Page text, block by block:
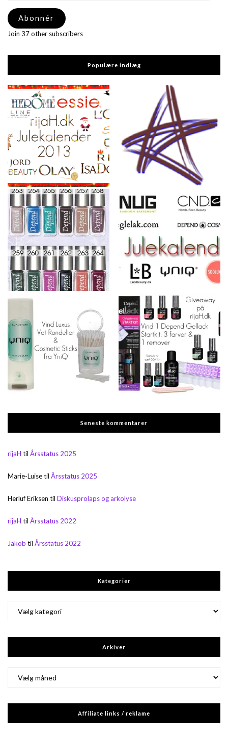
adresse
Abonnér
Join 37 other subscribers
Populære indlæg
Seneste kommentarer
rijaH til Årsstatus 2025
Marie-Luisetil Årsstatus 2025
Herluf Eriksen til Diskusprolaps og arkolyse
rijaH til Årsstatus 2022
Jakob til Årsstatus 2022
Kategorier
Arkiver
Affiliate links / reklame